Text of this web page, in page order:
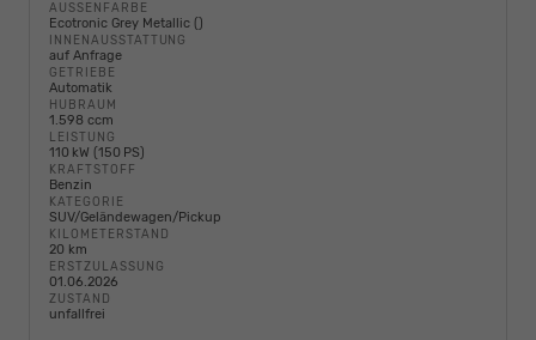
AUSSENFARBE
Ecotronic Grey Metallic ()
INNENAUSSTATTUNG
auf Anfrage
GETRIEBE
Automatik
HUBRAUM
1.598 ccm
LEISTUNG
110 kW (150 PS)
KRAFTSTOFF
Benzin
KATEGORIE
SUV/Geländewagen/Pickup
KILOMETERSTAND
20 km
ERSTZULASSUNG
01.06.2026
ZUSTAND
unfallfrei